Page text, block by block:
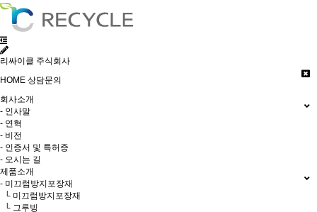
리싸이클 주식회사
HOME 상담문의
회사소개
- 인사말
- 연혁
- 비전
- 인증서 및 특허증
- 오시는 길
제품소개
- 미끄럼방지포장재
└ 미끄럼방지포장재
└ 그루빙